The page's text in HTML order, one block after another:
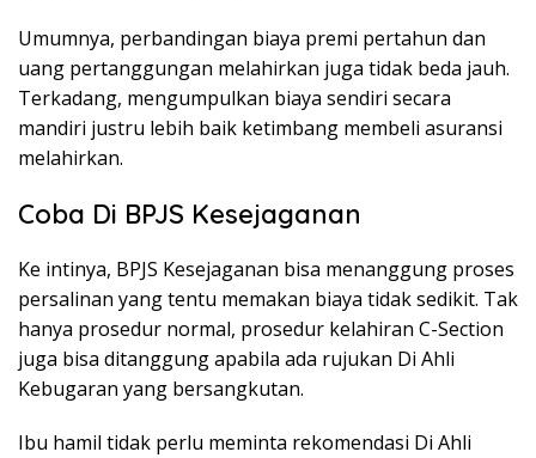
Umumnya, perbandingan biaya premi pertahun dan
uang pertanggungan melahirkan juga tidak beda jauh.
Terkadang, mengumpulkan biaya sendiri secara
mandiri justru lebih baik ketimbang membeli asuransi
melahirkan.
Coba Di BPJS Kesejaganan
Ke intinya, BPJS Kesejaganan bisa menanggung proses
persalinan yang tentu memakan biaya tidak sedikit. Tak
hanya prosedur normal, prosedur kelahiran C-Section
juga bisa ditanggung apabila ada rujukan Di Ahli
Kebugaran yang bersangkutan.
Ibu hamil tidak perlu meminta rekomendasi Di Ahli